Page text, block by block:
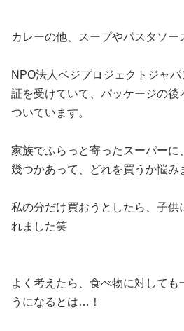
カレーの他、スープやパスタソー
NPO法人ベジプロジェクトジャ
証を受けていて、パッケージの後
ついています。
家族でふらっと寄ったスーパーに
幾つかあって、どれを買うか悩み
私の分だけ買おうとしたら、子供
れました笑
よく考えたら、食べ物に対しても
うになるとは…！